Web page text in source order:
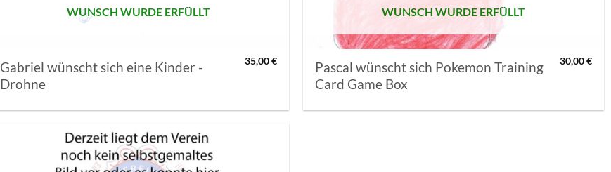
WUNSCH WURDE ERFÜLLT
Gabriel wünscht sich eine Kinder -
Drohne
35,00€
WUNSCH WURDE ERFÜLLT
Pascal wünscht sich Pokemon Training
Card Game Box
30,00€